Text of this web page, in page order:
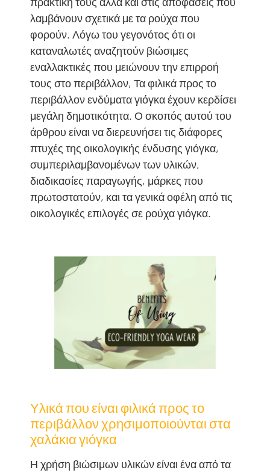
λαμβάνουν σχετικά με τα ρούχα που
φορούν. Λόγω του γεγονότος ότι οι
καταναλωτές αναζητούν βιώσιμες
εναλλακτικές που μειώνουν την επιρροή
τους στο περιβάλλον, Τα φιλικά προς το
περιβάλλον ενδύματα γιόγκα έχουν κερδίσει
μεγάλη δημοτικότητα. Ο σκοπός αυτού του
άρθρου είναι να διερευνήσει τις διάφορες
πτυχές της οικολογικής ένδυσης γιόγκα,
συμπεριλαμβανομένων των υλικών,
διαδικασίες παραγωγής, μάρκες που
πρωτοστατούν, και τα γενικά οφέλη από τις
οικολογικές επιλογές σε ρούχα γιόγκα.
Υλικά που είναι φιλικά προς το
περιβάλλον χρησιμοποιούνται στα
χαλάκια γιόγκα
Η χρήση βιώσιμων υλικών είναι ένα από τα